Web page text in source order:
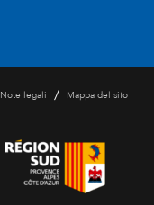
Note legali / Mappa del sito